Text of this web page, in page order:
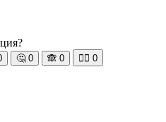
🤔 0 🙈 0 🧘‍♀️ 0